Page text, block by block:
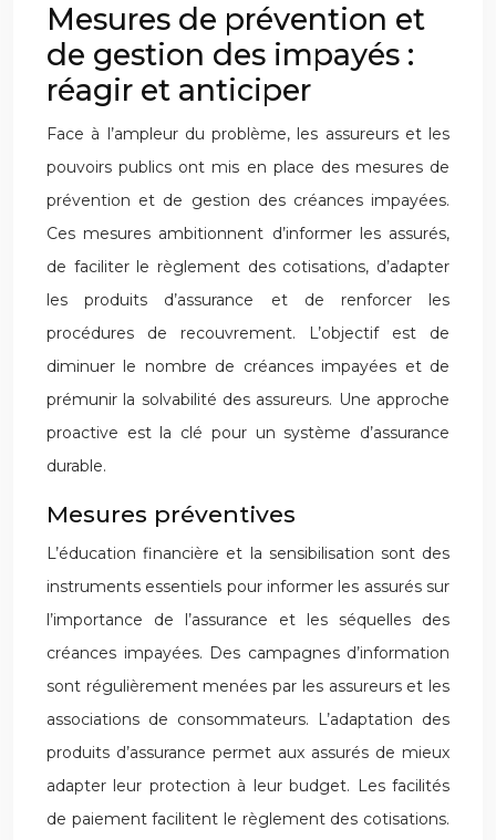
Mesures de prévention et
de gestion des impayés :
réagir et anticiper
Face à l’ampleur du problème, les assureurs et les
pouvoirs publics ont mis en place des mesures de
prévention et de gestion des créances impayées.
Ces mesures ambitionnent d’informer les assurés,
de faciliter le règlement des cotisations, d’adapter
les produits d’assurance et de renforcer les
procédures de recouvrement. L’objectif est de
diminuer le nombre de créances impayées et de
prémunir la solvabilité des assureurs. Une approche
proactive est la clé pour un système d’assurance
durable.
Mesures préventives
L’éducation financière et la sensibilisation sont des
instruments essentiels pour informer les assurés sur
l’importance de l’assurance et les séquelles des
créances impayées. Des campagnes d’information
sont régulièrement menées par les assureurs et les
associations de consommateurs. L’adaptation des
produits d’assurance permet aux assurés de mieux
adapter leur protection à leur budget. Les facilités
de paiement facilitent le règlement des cotisations.